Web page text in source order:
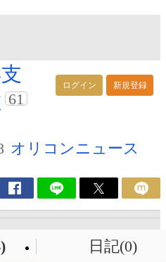
ログイン 新規登録
61
オリコンニュース
日記(0)